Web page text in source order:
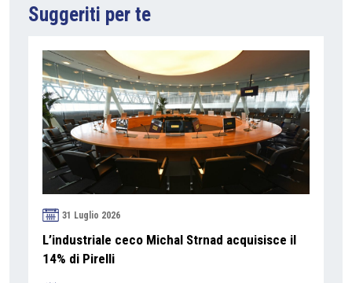
Suggeriti per te
31 Luglio 2026
L’industriale ceco Michal Strnad acquisisce il
14% di Pirelli